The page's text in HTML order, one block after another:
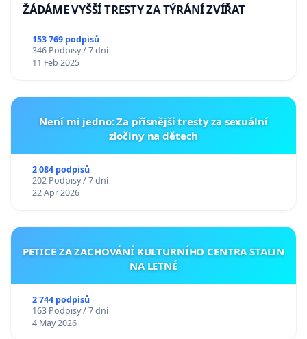
ŽÁDÁME VYŠŠÍ TRESTY ZA TÝRÁNÍ ZVÍŘAT
153 769 podpisů
346 Podpisy / 7 dní
11 Feb 2025
Není mi jedno: Za přísnější tresty za sexuální
zločiny na dětech
2 084 podpisů
202 Podpisy / 7 dní
22 Apr 2026
PETICE ZA ZACHOVÁNÍ KULTURNÍHO CENTRA STALIN
NA LETNÉ
2 744 podpisů
163 Podpisy / 7 dní
4 May 2026